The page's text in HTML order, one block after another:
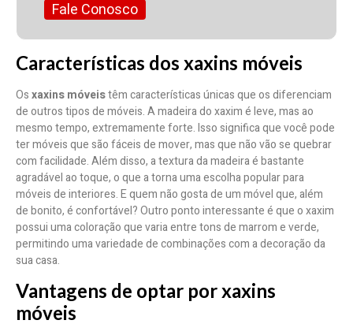
Fale Conosco
Características dos xaxins móveis
Osxaxins móveistêm características únicas que os diferenciam
de outros tipos de móveis. A madeira do xaxim é leve, mas ao
mesmo tempo, extremamente forte. Isso significa que você pode
ter móveis que são fáceis de mover, mas que não vão se quebrar
com facilidade. Além disso, a textura da madeira é bastante
agradável ao toque, o que a torna uma escolha popular para
móveis de interiores. E quem não gosta de um móvel que, além
de bonito, é confortável? Outro ponto interessante é que o xaxim
possui uma coloração que varia entre tons de marrom e verde,
permitindo uma variedade de combinações com a decoração da
sua casa.
Vantagens de optar por xaxins
móveis